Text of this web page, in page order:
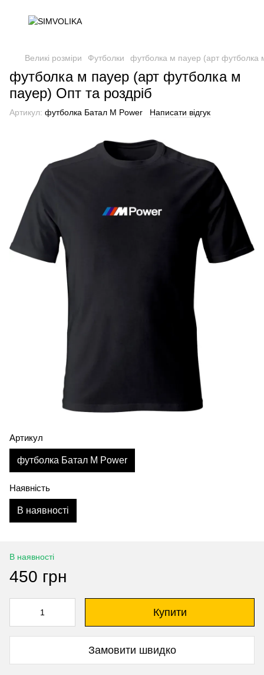
Великі розміри Футболки футболка м пауер (арт футболка
футболка м пауер (арт футболка м
пауер) Опт та роздріб
Артикул: футболка Батал M Power Написати відгук
Артикул
футболка Батал M Power
Наявність
В наявності
В наявності
450 грн
Купити
Замовити швидко